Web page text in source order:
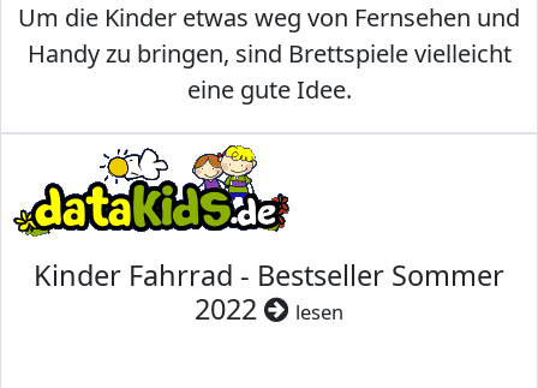
Um die Kinder etwas weg von Fernsehen und
Handy zu bringen, sind Brettspiele vielleicht
eine gute Idee.
Kinder Fahrrad - Bestseller Sommer
2022
lesen